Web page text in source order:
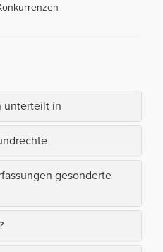
unterteilt in
gesonderte